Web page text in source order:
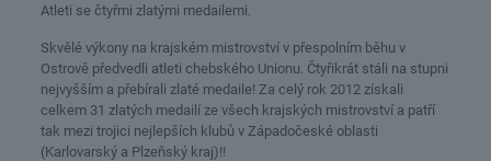
Atleti se čtyřmi zlatými medailemi.
Skvělé výkony na krajském mistrovství v přespolním běhu v
Ostrově předvedli atleti chebského Unionu. Čtyřikrát stáli na stupni
nejvyšším a přebírali zlaté medaile! Za celý rok 2012 získali
celkem 31 zlatých medailí ze všech krajských mistrovství a patří
tak mezi trojici nejlepších klubů v Západočeské oblasti
(Karlovarský a Plzeňský kraj)!!